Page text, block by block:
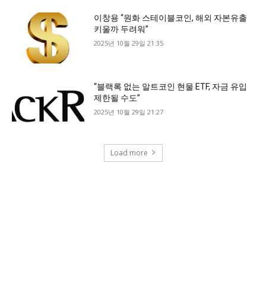
이창용 “원화 스테이블코인, 해외 자본유출
키울까 두려워”
2025년 10월 29일 21:35
“블랙록 없는 알트코인 현물 ETF, 자금 유입
제한될 수도”
2025년 10월 29일 21:27
Load more